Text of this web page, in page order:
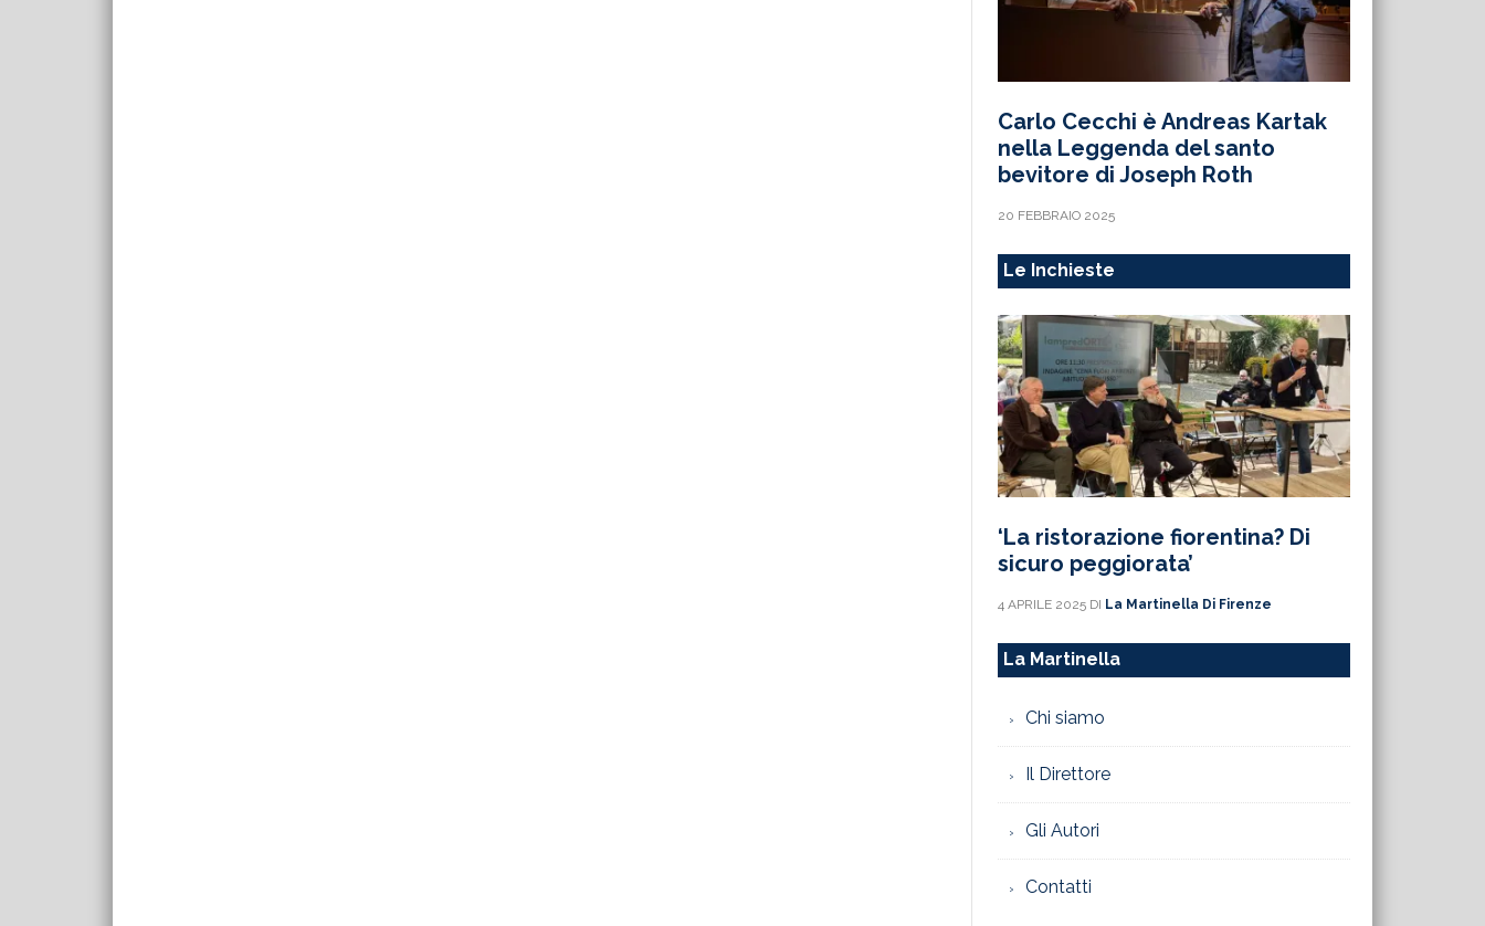
Carlo Cecchi è Andreas Kartak
nella Leggenda del santo
bevitore di Joseph Roth
20 FEBBRAIO 2025
Le Inchieste
‘La ristorazione fiorentina? Di
sicuro peggiorata’
4 APRILE 2025 DI La Martinella Di Firenze
La Martinella
Chi siamo
Il Direttore
Gli Autori
Contatti